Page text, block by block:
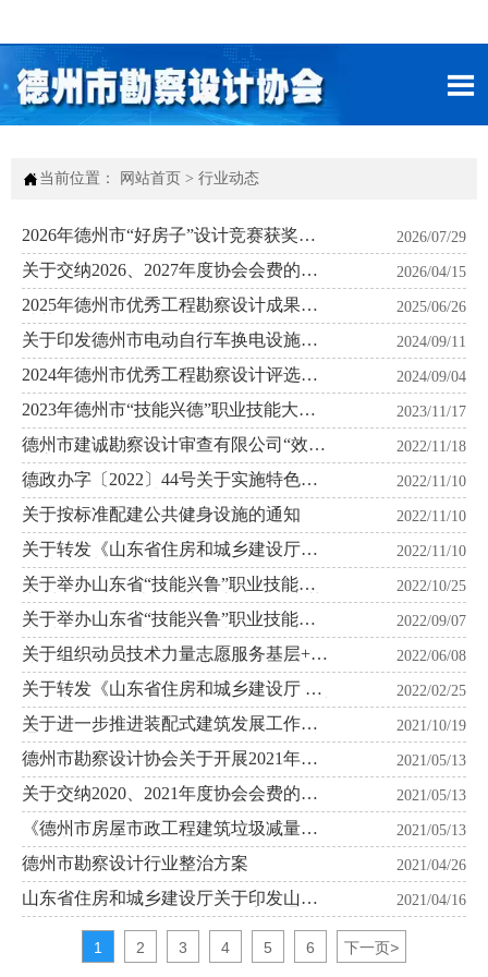

 当前位置： 网站首页 > 行业动态
2026年德州市“好房子”设计竞赛获奖项
目公示
2026/07/29
关于交纳2026、2027年度协会会费的通
知
2026/04/15
2025年德州市优秀工程勘察设计成果评
选获奖项目公示
2025/06/26
关于印发德州市电动自行车换电设施建
设指引的通知
2024/09/11
2024年德州市优秀工程勘察设计评选获
奖项目公示
2024/09/04
2023年德州市“技能兴德”职业技能大赛
—建筑创意设计职业技能竞赛成绩的公
示
2023/11/17
德州市建诚勘察设计审查有限公司“效能
图审”承诺书
2022/11/18
德政办字〔2022〕44号关于实施特色体
育名城三年行动计划的通知
2022/11/10
关于按标准配建公共健身设施的通知 2022/11/10
关于转发《山东省住房和城乡建设厅关
于进一步加强住宅工程渗漏防控工作的
若干措施》的通知
2022/11/10
关于举办山东省“技能兴鲁”职业技能大
赛-建筑创意设计技能竞赛市级选拔赛获
奖名单公示
2022/10/25
关于举办山东省“技能兴鲁”职业技能大
赛-建筑创意设计技能竞赛市级选拔赛的
预备通知
2022/09/07
关于组织动员技术力量志愿服务基层+自
建房安全专项整治的倡议书
2022/06/08
关于转发《山东省住房和城乡建设厅 山
东省应急管理厅山东省消防救援总队 <关
于转发住房和城乡建设部 应急管理部 关
于加强超高层建筑规划建设管理的通知>
的通知》的通知
2022/02/25
关于进一步推进装配式建筑发展工作的
通知
2021/10/19
德州市勘察设计协会关于开展2021年度
优秀工程的通知
2021/05/13
关于交纳2020、2021年度协会会费的通
知
2021/05/13
《德州市房屋市政工程建筑垃圾减量化
工作实施方案》（德建通〔2021〕35
号）
2021/05/13
德州市勘察设计行业整治方案 2021/04/26
山东省住房和城乡建设厅关于印发山东
省建筑垃圾减量化工作实施方案的通知
2021/04/16
1 2 3 4 5 6 下一页>